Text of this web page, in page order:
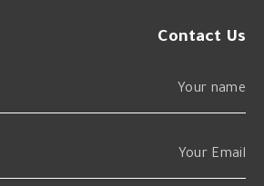
Contact Us
Your name
Your Email